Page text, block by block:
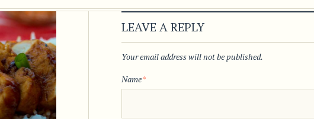
LEAVE A REPLY
Your email address will not be published.
Name*